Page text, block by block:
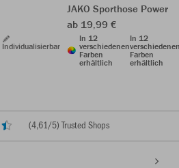
Individualisierbar
JAKO Sporthose Power
ab 19,99 €
In 12
verschiedenen
Farben
erhältlich
In 12
Farben
erhältlich
(4,61/5) Trusted Shops